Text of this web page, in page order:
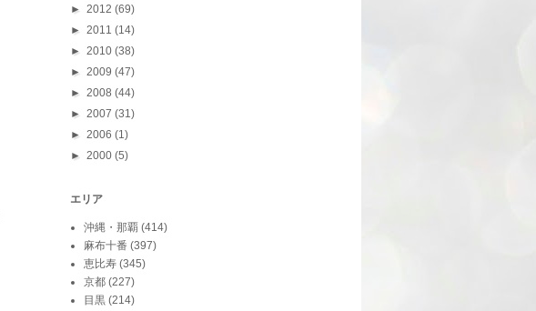
► 2012 (69)
► 2011 (14)
► 2010 (38)
► 2009 (47)
► 2008 (44)
► 2007 (31)
► 2006 (1)
► 2000 (5)
エリア
沖縄・那覇 (414)
麻布十番 (397)
恵比寿 (345)
京都 (227)
目黒 (214)